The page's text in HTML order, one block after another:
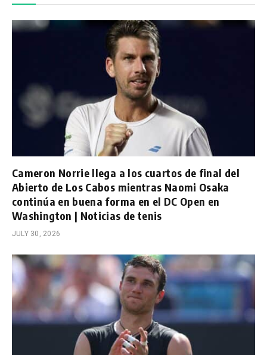
Cameron Norrie llega a los cuartos de final del
Abierto de Los Cabos mientras Naomi Osaka
continúa en buena forma en el DC Open en
Washington | Noticias de tenis
JULY 30, 2026